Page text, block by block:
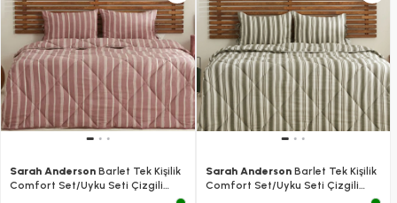
Sarah Anderson Barlet Tek Kişilik
Comfort Set/Uyku Seti Çizgili
Sarah AndersonBarlet Tek Kişilik
Comfort Set/Uyku Seti Çizgili